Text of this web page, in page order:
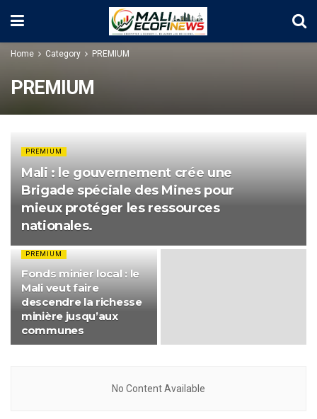
Home Category PREMIUM
PREMIUM
PREMIUM
Mali : le gouvernement crée une
Brigade spéciale des Mines pour
mieux protéger les ressources
nationales.
PREMIUM
Fonds minier local : le
Mali veut faire
descendre la richesse
minière jusqu’aux
communes
No Content Available